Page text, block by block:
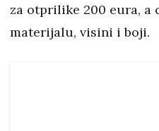
za otprilike 200 eura, a
materijalu, visini i boji.